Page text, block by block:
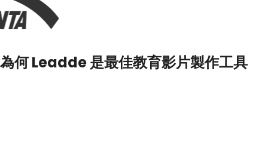
為何 Leadde 是最佳教育影片製作工具